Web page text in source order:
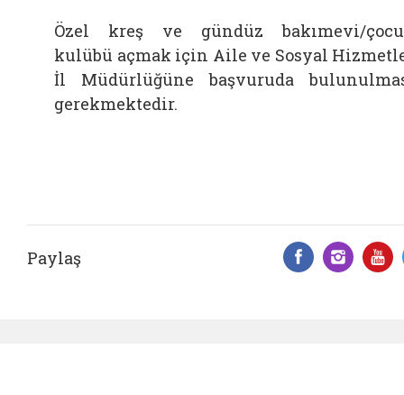
Özel kreş ve gündüz bakımevi/
kulübü açmak için Aile ve Sosyal
İl Müdürlüğüne başvuruda
gerekmektedir.
Paylaş